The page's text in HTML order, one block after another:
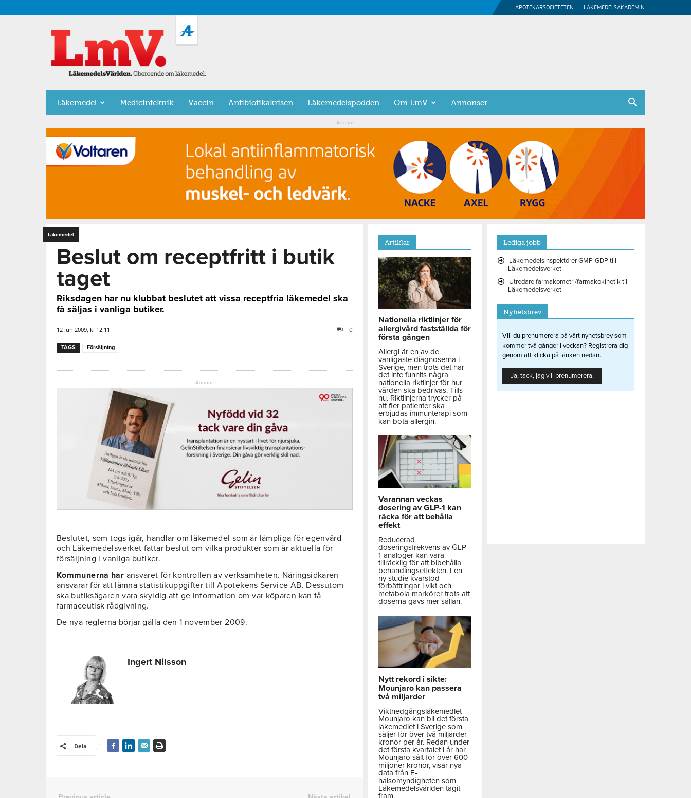
APOTEKARSOCIETETEN LÄKEMEDELSAKADEMIN
LäkemedelsVärlden
Läkemedel Medicinteknik Vaccin Antibiotikakrisen Läkemedelspodden Om LmV Annonser
Annons
Läkemedel
Beslut om receptfritt i butik
taget
Riksdagen har nu klubbat beslutet att vissa receptfria läkemedel ska
få säljas i vanliga butiker.
12 jun 2009, kl 12:11 0
TAGS Försäljning
Annons
Beslutet, som togs igår, handlar om läkemedel som är lämpliga för egenvård
och Läkemedelsverket fattar beslut om vilka produkter som är aktuella för
försäljning i vanliga butiker.
Kommunerna har ansvaret för kontrollen av verksamheten. Näringsidkaren
ansvarar för att lämna statistikuppgifter till Apotekens Service AB. Dessutom
ska butiksägaren vara skyldig att ge information om var köparen kan få
farmaceutisk rådgivning.
De nya reglerna börjar gälla den 1 november 2009.
Ingert Nilsson
Dela
Artiklar
Nationella riktlinjer för
allergivård fastställda för
första gången
Allergi är en av de
vanligaste diagnoserna i
Sverige, men trots det har
det inte funnits några
nationella riktlinjer för hur
vården ska bedrivas. Tills
nu. Riktlinjerna trycker på
att fler patienter ska
erbjudas immunterapi som
kan bota allergin.
Varannan veckas
dosering av GLP-1 kan
räcka för att behålla
effekt
Reducerad
doseringsfrekvens av GLP-
1-analoger kan vara
tillräcklig för att bibehålla
behandlingseffekten. I en
ny studie kvarstod
förbättringar i vikt och
metabola markörer trots att
doserna gavs mer sällan.
Nytt rekord i sikte:
Mounjaro kan passera
två miljarder
Viktnedgångsläkemedlet
Mounjaro kan bli det första
läkemedlet i Sverige som
säljer för över två miljarder
kronor per år. Redan under
det första kvartalet i år har
Mounjaro sålt för över 600
miljoner kronor, visar nya
data från E-
hälsomyndigheten som
Läkemedelsvärlden tagit
fram.
Lediga jobb
Läkemedelsinspektörer GMP-GDP till
Läkemedelsverket
Utredare farmakometri/farmakokinetik till
Läkemedelsverket
Nyhetsbrev
Vill du prenumerera på vårt nyhetsbrev som
kommer två gånger i veckan? Registrera dig
genom att klicka på länken nedan.
Ja, tack, jag vill prenumerera.